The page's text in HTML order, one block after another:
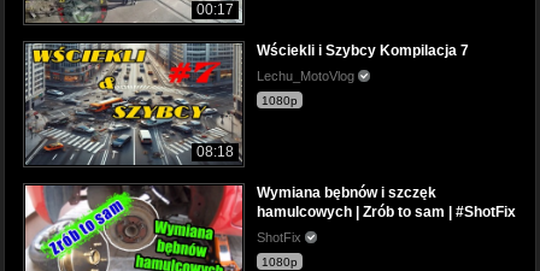
00:17
08:18
Wściekli i Szybcy Kompilacja 7
Lechu_MotoVlog
1080p
Wymiana bębnów i szczęk
hamulcowych | Zrób to sam | #ShotFix
ShotFix
1080p